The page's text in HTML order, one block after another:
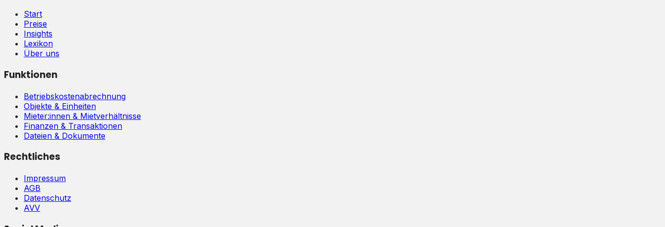
Start
Preise
Insights
Lexikon
Über uns
Funktionen
Betriebskostenabrechnung
Objekte & Einheiten
Mieter:innen & Mietverhältnisse
Finanzen & Transaktionen
Dateien & Dokumente
Rechtliches
Impressum
AGB
Datenschutz
AVV